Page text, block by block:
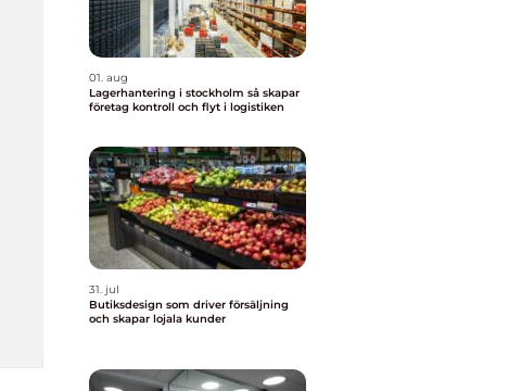
01. aug
Lagerhantering i stockholm så skapar
företag kontroll och flyt i logistiken
31. jul
Butiksdesign som driver försäljning
och skapar lojala kunder